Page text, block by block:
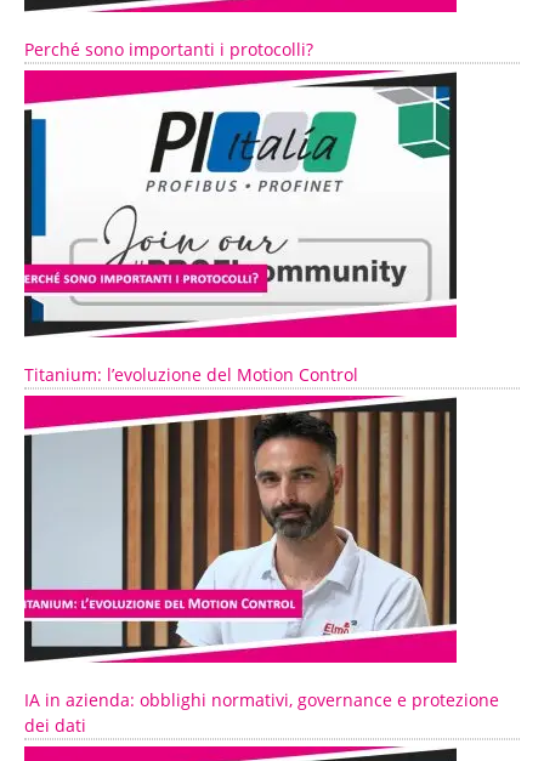
Perché sono importanti i protocolli?
Titanium: l’evoluzione del Motion Control
IA in azienda: obblighi normativi, governance e protezione
dei dati